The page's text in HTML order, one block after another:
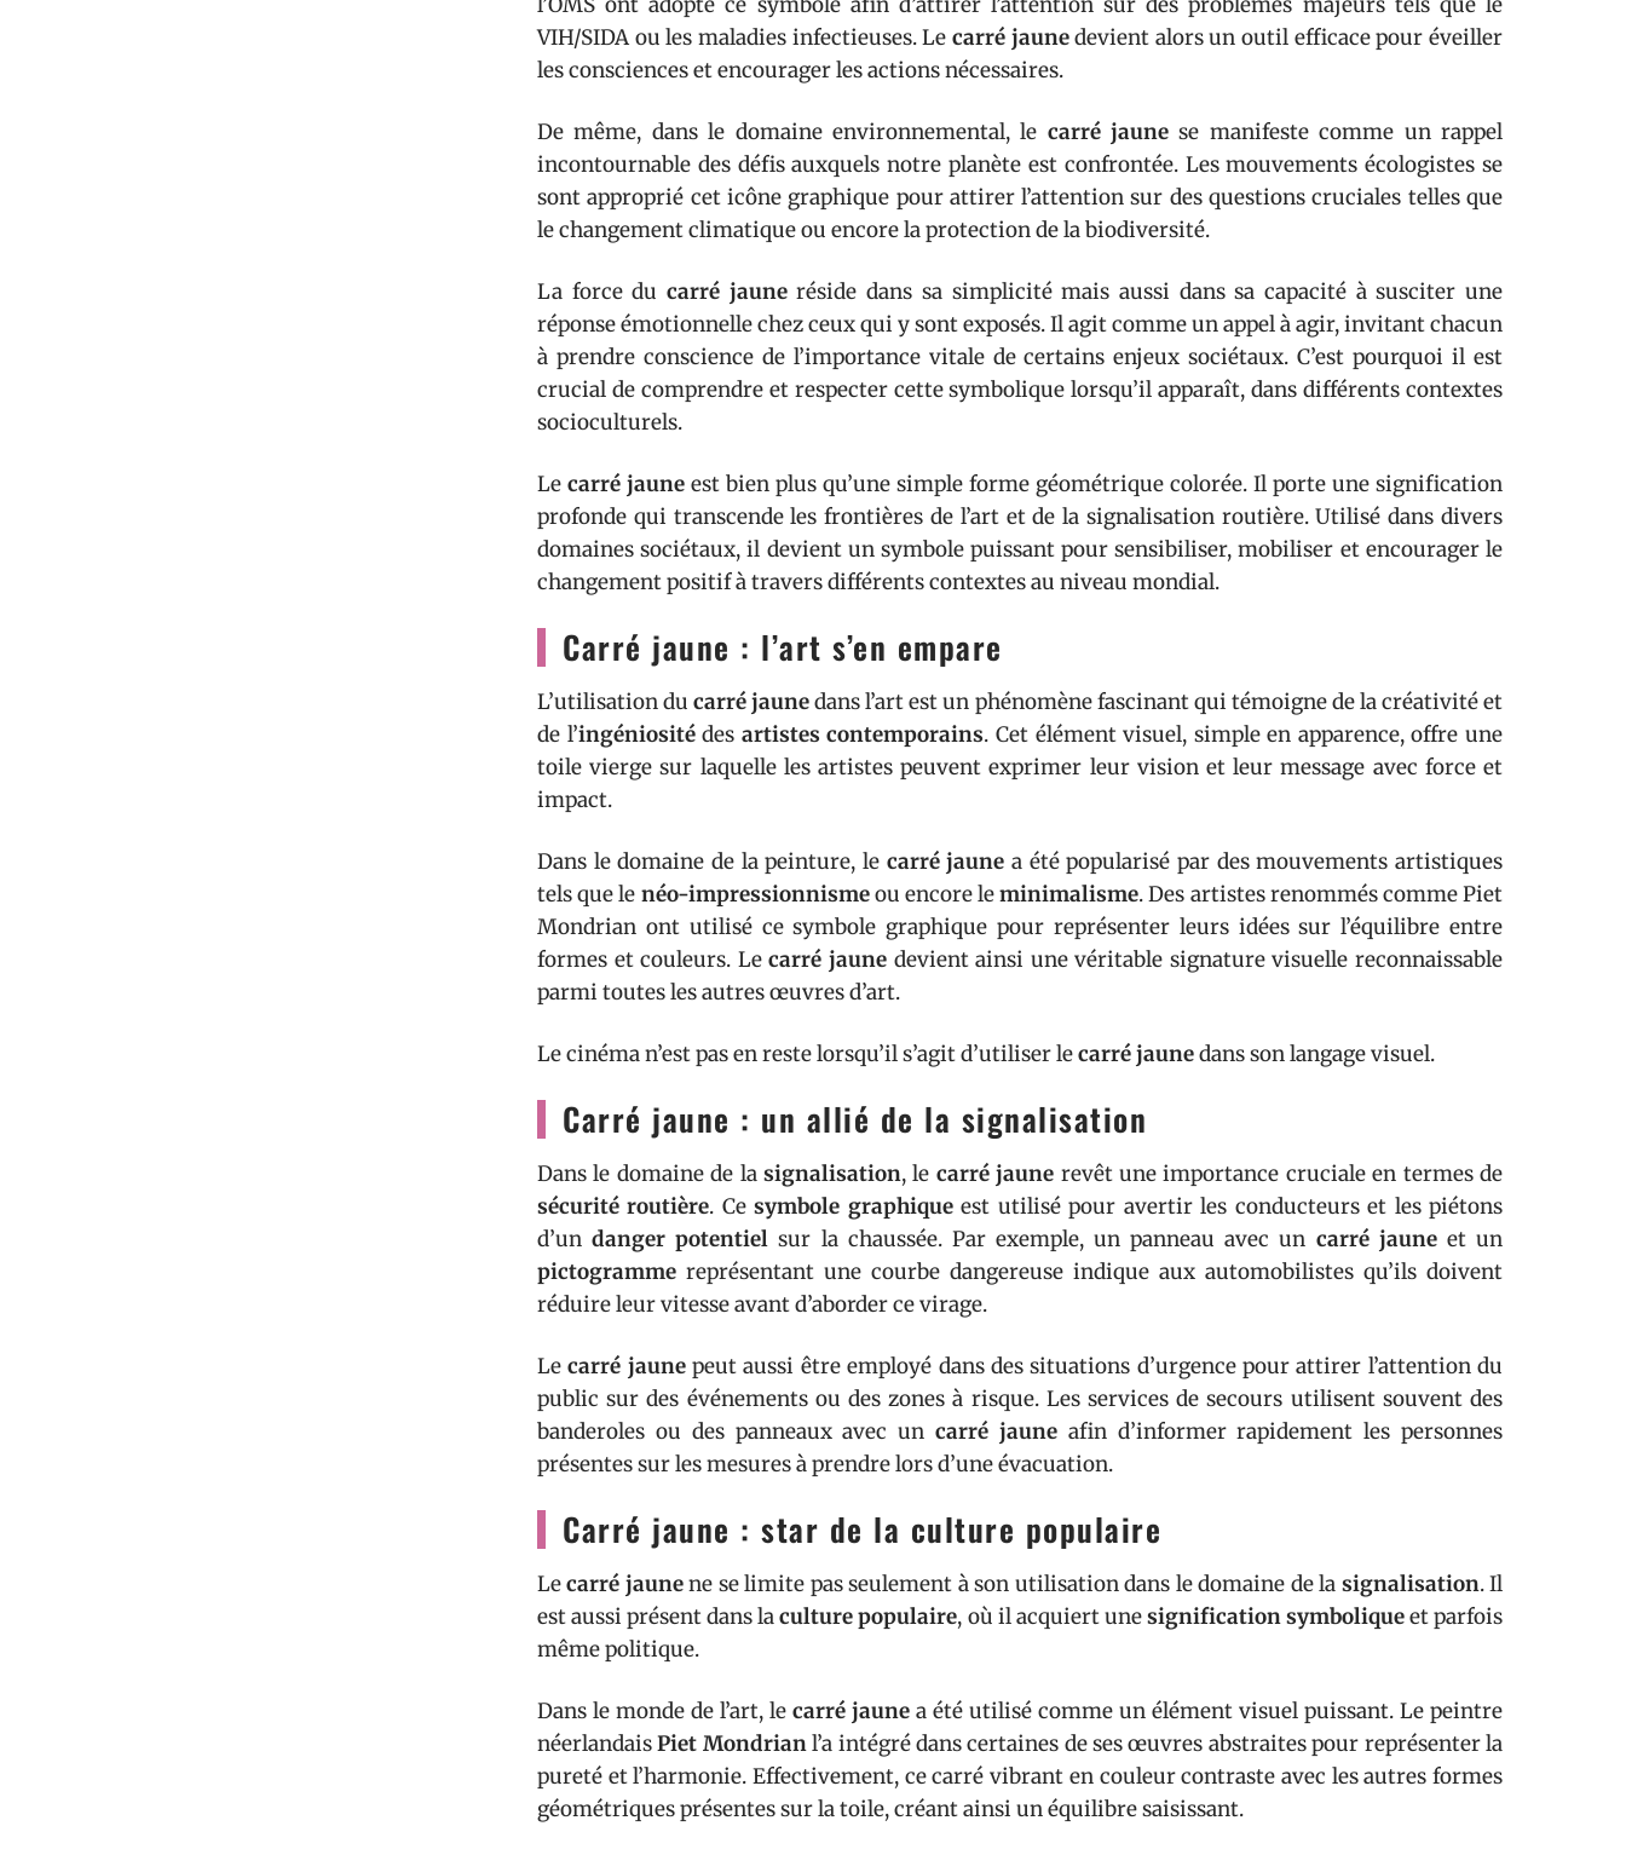
VIH/SIDA ou les maladies infectieuses. Le carré jaunedevient alors un outil efficace pour éveiller
les consciences et encourager les actions nécessaires.
De même, dans le domaine environnemental, le carré jaune se manifeste comme un rappel
incontournable des défis auxquels notre planète est confrontée. Les mouvements écologistes se
sont approprié cet icône graphique pour attirer l’attention sur des questions cruciales telles que
le changement climatique ou encore la protection de la biodiversité.
La force ducarré jauneréside dans sa simplicité mais aussi dans sa capacité à susciter une
réponse émotionnelle chez ceux qui y sont exposés. Il agit comme un appel à agir, invitant chacun
à prendre conscience de l’importance vitale de certains enjeux sociétaux. C’est pourquoi il est
crucial de comprendre et respecter cette symbolique lorsqu’il apparaît, dans différents contextes
socioculturels.
Le carré jaune est bien plus qu’une simple forme géométrique colorée. Il porte une signification
profonde qui transcende les frontières de l’art et de la signalisation routière. Utilisé dans divers
domaines sociétaux, il devient un symbole puissant pour sensibiliser, mobiliser et encourager le
changement positif à travers différents contextes au niveau mondial.
Carré jaune : l’art s’en empare
L’utilisation ducarré jaunedans l’art est un phénomène fascinant qui témoigne de la créativité et
de l’ingéniositédes artistes contemporains. Cet élément visuel, simple en apparence, offre une
toile vierge sur laquelle les artistes peuvent exprimer leur vision et leur message avec force et
impact.
Dans le domaine de la peinture, le carré jaune a été popularisé par des mouvements artistiques
tels que le néo-impressionnismeou encore leminimalisme. Des artistes renommés comme Piet
Mondrian ont utilisé ce symbole graphique pour représenter leurs idées sur l’équilibre entre
formes et couleurs. Lecarré jaunedevient ainsi une véritable signature visuelle reconnaissable
parmi toutes les autres œuvres d’art.
Le cinéma n’est pas en reste lorsqu’il s’agit d’utiliser lecarré jaunedans son langage visuel.
Carré jaune : un allié de la signalisation
Dans le domaine de la signalisation, le carré jaune revêt une importance cruciale en termes de
sécurité routière. Cesymbole graphiqueest utilisé pour avertir les conducteurs et les piétons
d’undanger potentiel sur la chaussée. Par exemple, un panneau avec un carré jauneet un
pictogramme représentant une courbe dangereuse indique aux automobilistes qu’ils doivent
réduire leur vitesse avant d’aborder ce virage.
Lecarré jaunepeut aussi être employé dans des situations d’urgence pour attirer l’attention du
public sur des événements ou des zones à risque. Les services de secours utilisent souvent des
banderoles ou des panneaux avec un carré jauneafin d’informer rapidement les personnes
présentes sur les mesures à prendre lors d’une évacuation.
Carré jaune : star de la culture populaire
Lecarré jaunene se limite pas seulement à son utilisation dans le domaine de la signalisation. Il
est aussi présent dans laculture populaire, où il acquiert unesignification symboliqueet parfois
même politique.
Dans le monde de l’art, le carré jaune a été utilisé comme un élément visuel puissant. Le peintre
néerlandaisPiet Mondrianl’a intégré dans certaines de ses œuvres abstraites pour représenter la
pureté et l’harmonie. Effectivement, ce carré vibrant en couleur contraste avec les autres formes
géométriques présentes sur la toile, créant ainsi un équilibre saisissant.